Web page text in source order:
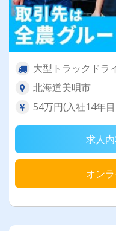
大型トラックドラ
北海道美唄市
54万円(入社14年
求人
オン